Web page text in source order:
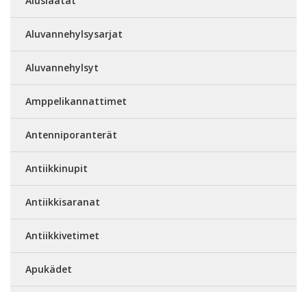
Aluvannehylsysarjat
Aluvannehylsyt
Amppelikannattimet
Antenniporanterät
Antiikkinupit
Antiikkisaranat
Antiikkivetimet
Apukädet